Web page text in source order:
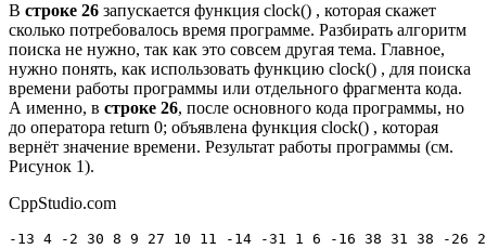
В строке 26 запускается функция clock() , которая скажет
сколько потребовалось время программе. Разбирать алгоритм
поиска не нужно, так как это совсем другая тема. Главное,
нужно понять, как использовать функцию clock() , для поиска
времени работы программы или отдельного фрагмента кода.
А именно, в строке 26, после основного кода программы, но
до оператора return 0; объявлена функция clock() , которая
вернёт значение времени. Результат работы программы (см.
Рисунок 1).
CppStudio.com
-13 4 -2 30 8 9 27 10 11 -14 -31 1 6 -16 38 31 38 -